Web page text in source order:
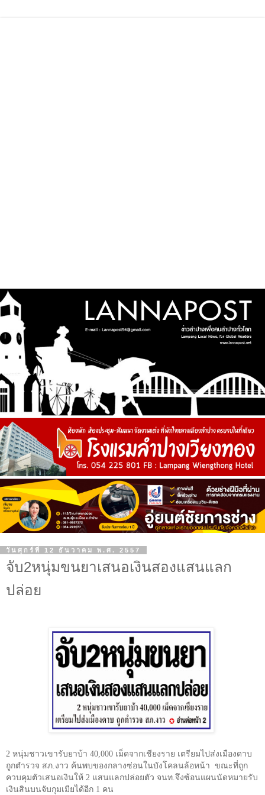
วันศุกร์ที่ 12 ธันวาคม พ.ศ. 2557
จับ2หนุ่มขนยาเสนอเงินสองแสนแลก
ปล่อย
2 หนุ่มชาวเขารับยาบ้า 40,000 เม็ดจากเชียงราย เตรียมไปส่งเมืองดาบ
ถูกตำรวจ สภ.งาว ค้นพบของกลางซ่อนในบังโคลนล้อหน้า ขณะที่ถูก
ควบคุมตัวเสนอเงินให้ 2 แสนแลกปล่อยตัว จนท.จึงซ้อนแผนนัดหมายรับ
เงินสินบนจับกุมเมียได้อีก 1 คน